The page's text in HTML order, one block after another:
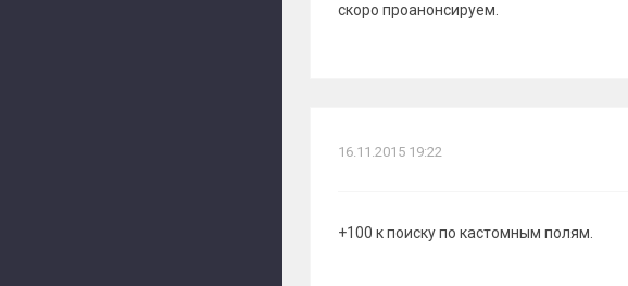
скоро проанонсируем.
16.11.2015 19:22
+100 к поиску по кастомным полям.